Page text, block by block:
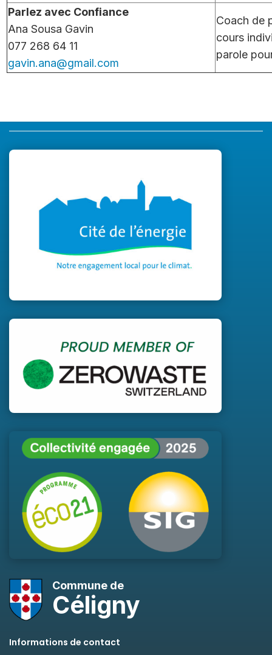
Parlez avec Confiance
Ana Sousa Gavin
077 268 64 11
gavin.ana@gmail.com
Coach de
cours
parole
Commune de
Céligny
Informations de contact